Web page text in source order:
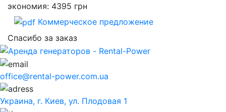
экономия: 4395 грн
Коммерческое предложение
Спасибо за заказ
office@rental-power.com.ua
Украина, г. Киев, ул. Плодовая 1